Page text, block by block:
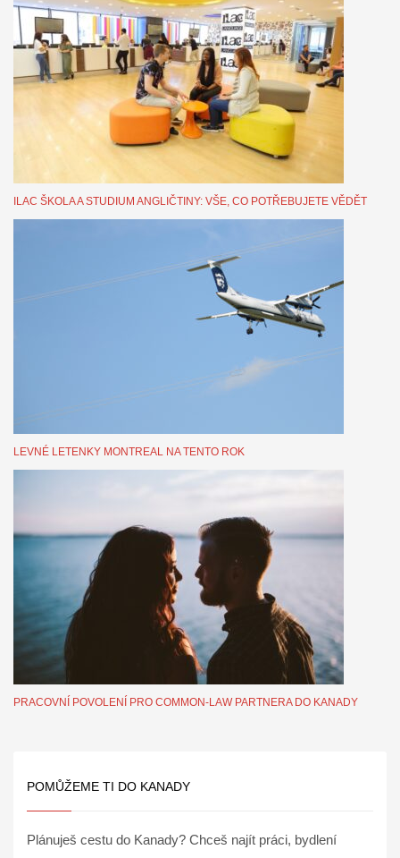
ILAC ŠKOLA A STUDIUM ANGLIČTINY: VŠE, CO POTŘEBUJETE VĚDĚT
LEVNÉ LETENKY MONTREAL NA TENTO ROK
PRACOVNÍ POVOLENÍ PRO COMMON-LAW PARTNERA DO KANADY
POMŮŽEME TI DO KANADY
Plánuješ cestu do Kanady? Chceš najít práci, bydlení